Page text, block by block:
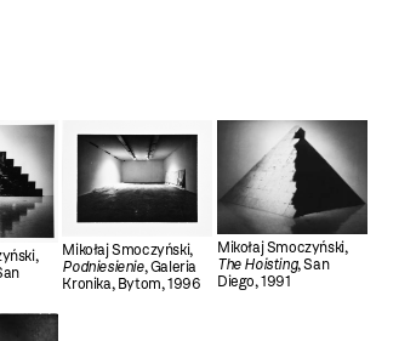
Mikołaj Smoczyński,
Podniesienie, Galeria
Kronika, Bytom, 1996
Mikołaj Smoczyński,
The Hoisting, San
Diego, 1991